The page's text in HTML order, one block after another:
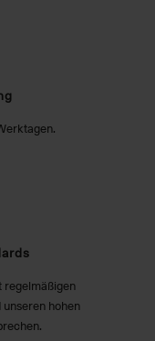
regelmäßigen
hohen